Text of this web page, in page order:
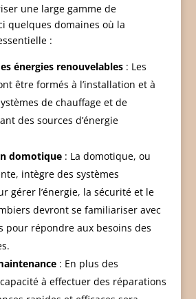
une large gamme de
quelques domaines où la
:
énergies renouvelables: Les
être formés à l’installation et à
de chauffage et de
des sources d’énergie
domotique: La domotique, ou
intègre des systèmes
gérer l’énergie, la sécurité et le
devront se familiariser avec
pour répondre aux besoins des
: En plus des
à effectuer des réparations